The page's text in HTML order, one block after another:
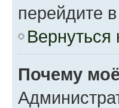
перейдите
Вернуться
Почему